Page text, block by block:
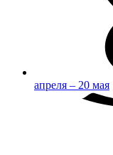
апреля – 20 мая